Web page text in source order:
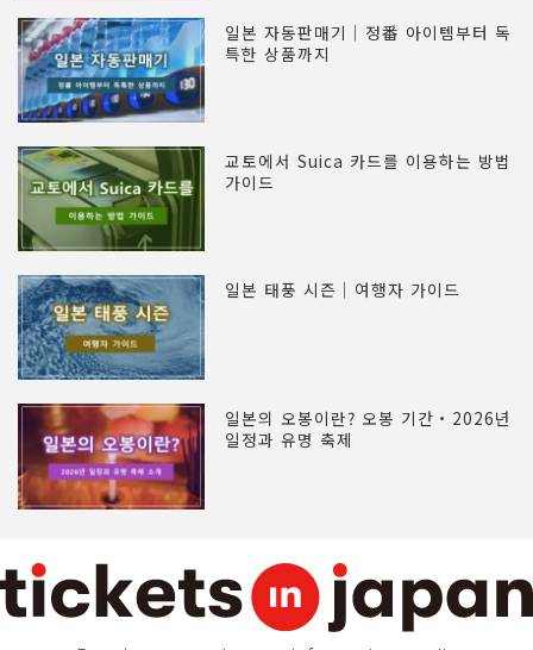
일본 자동판매기｜정番 아이템부터 독
특한 상품까지
교토에서 Suica 카드를 이용하는 방법
가이드
일본 태풍 시즌｜여행자 가이드
일본의 오봉이란? 오봉 기간・2026년
일정과 유명 축제